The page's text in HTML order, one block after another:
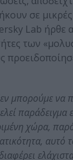
σε μικρές
Lab ήρθε
των
μπορούμε να
παράδειγμα
χώρα,
αυτό